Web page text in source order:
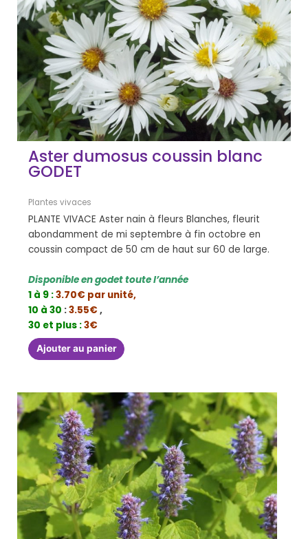
Aster dumosus coussin blanc
GODET
Plantes vivaces
PLANTE VIVACE Aster nain à fleurs Blanches, fleurit
abondamment de mi septembre à fin octobre en
coussin compact de 50 cm de haut sur 60 de large.
Disponible en godet toute l’année
1 à 9 :3.70€ par unité,
10 à 30 :3.55€,
30 et plus :3€
Ajouter au panier